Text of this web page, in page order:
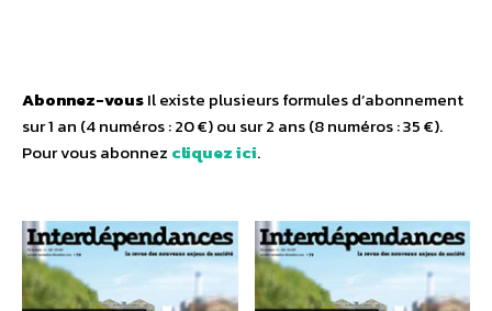
Abonnez-vousIl existe plusieurs formules d’abonnement
sur 1 an (4 numéros : 20 €) ou sur 2 ans (8 numéros : 35 €).
Pour vous abonnez cliquez ici.